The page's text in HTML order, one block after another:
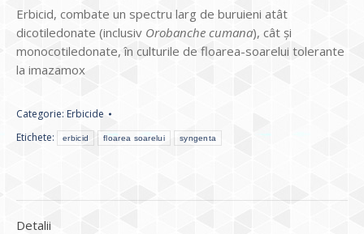
Erbicid, combate un spectru larg de buruieni atât
dicotiledonate (inclusiv Orobanche cumana), cât şi
monocotiledonate, în culturile de floarea-soarelui tolerante
la imazamox
Categorie: Erbicide
Etichete:
erbicid floarea soarelui syngenta
Detalii